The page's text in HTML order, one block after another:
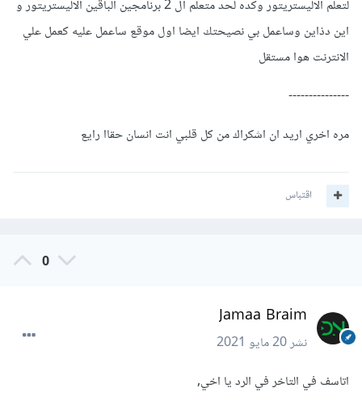
لتعلم الاليستريتور وكده لحد متعلم ال 2 برنامجين الباقين الاليستريتور و
اين دذاين وساعمل بي نصيحتك ايضا اول موقع ساعمل عليه كعمل علي
الانترنت هوا مستقل
---------------
مره اخري اريد ان اشكراك من كل قلبي انت انسان حقاا رايع
اقتباس
0
Jamaa Braim
نشر20 مايو 2021
اتاسف في التاخر في الرد يا اخي,